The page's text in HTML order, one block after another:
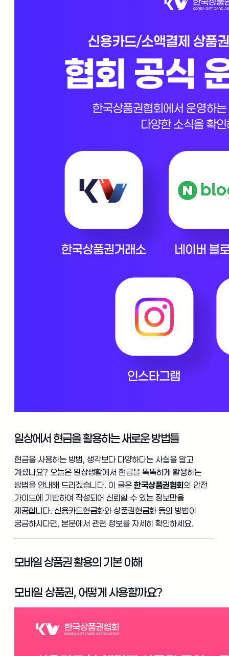
일상에서 현금을 활용하는 새로운 방법들
현금을 사용하는 방법, 생각보다 다양하다는 사실을 알고
계셨나요? 오늘은 일상생활에서 현금을 똑똑하게 활용하는
방법을 안내해 드리겠습니다. 이 글은 한국상품권협회의 안전
가이드에 기반하여 작성되어 신뢰할 수 있는 정보만을
제공합니다. 신용카드현금화와 상품권현금화 등의 방법이
궁금하시다면, 본문에서 관련 정보를 자세히 확인하세요.
모바일 상품권 활용의 기본 이해
모바일 상품권, 어떻게 사용할까요?